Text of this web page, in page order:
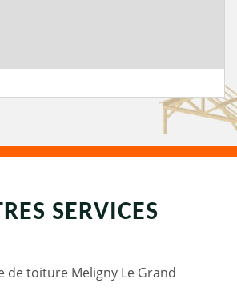
SERVICES
de toiture Meligny Le Grand